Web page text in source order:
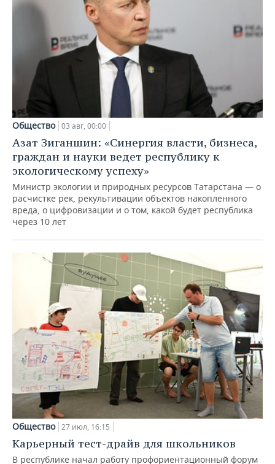
Общество 03 авг, 00:00
Азат Зиганшин: «Синергия власти, бизнеса,
граждан и науки ведет республику к
экологическому успеху»
Министр экологии и природных ресурсов Татарстана — о
расчистке рек, рекультивации объектов накопленного
вреда, о цифровизации и о том, какой будет республика
через 10 лет
Общество 27 июл, 16:15
Карьерный тест-драйв для школьников
В республике начал работу профориентационный форум